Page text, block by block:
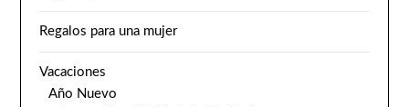
Regalos para una mujer
Vacaciones
Año Nuevo